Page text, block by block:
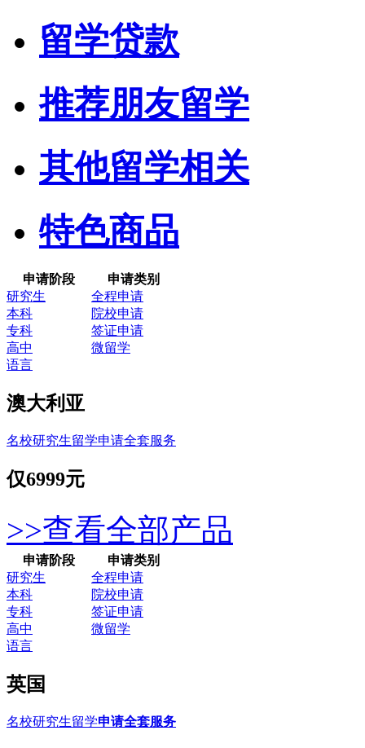
留学贷款
推荐朋友留学
其他留学相关
特色商品
申请阶段
申请类别
研究生
全程申请
本科
院校申请
专科
签证申请
高中
微留学
语言
澳大利亚
名校研究生留学申请全套服务
仅6999元
>>查看全部产品
申请阶段
申请类别
研究生
全程申请
本科
院校申请
专科
签证申请
高中
微留学
语言
英国
名校研究生留学申请全套服务